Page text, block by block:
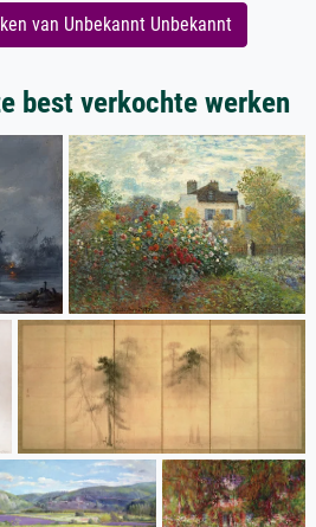
van Unbekannt Unbekannt
best verkochte werken